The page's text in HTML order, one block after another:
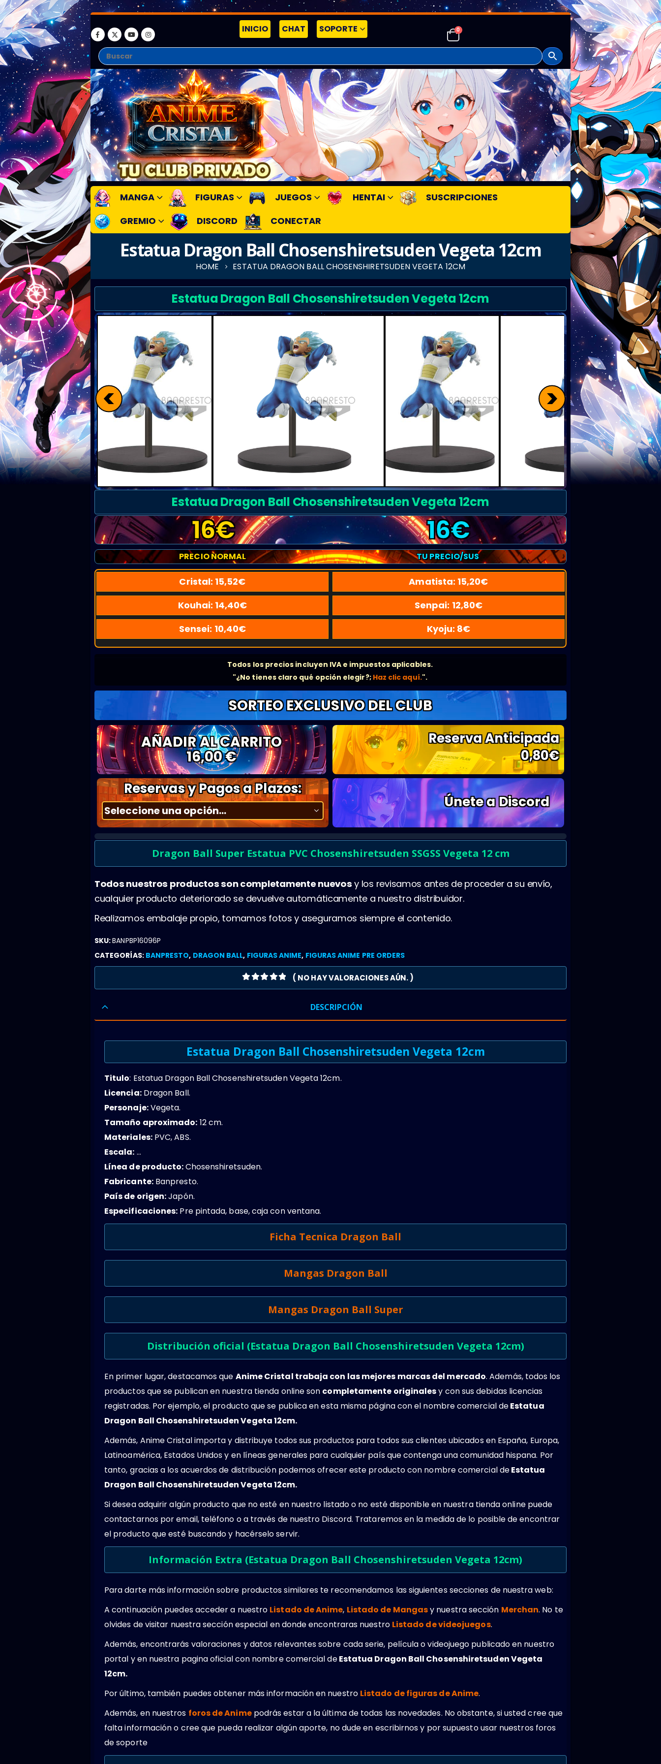
INICIO CHAT SOPORTE 0
MANGA FIGURAS JUEGOS HENTAI
SUSCRIPCIONES
GREMIO
DISCORD CONECTAR
Estatua Dragon Ball Chosenshiretsuden Vegeta 12cm
HOME ESTATUA DRAGON BALL CHOSENSHIRETSUDEN VEGETA 12CM
Estatua Dragon Ball Chosenshiretsuden Vegeta 12cm
< >
Estatua Dragon Ball Chosenshiretsuden Vegeta 12cm
16€ 16€
PRECIO NORMAL TU PRECIO/SUS
Cristal: 15,52€ Amatista: 15,20€
Kouhai: 14,40€ Senpai: 12,80€
Sensei: 10,40€ Kyoju: 8€
Todos los precios incluyen IVA e impuestos aplicables.
"¿No tienes claro qué opción elegir?; Haz clic aquí.".
SORTEO EXCLUSIVO DEL CLUB
AÑADIR AL CARRITO
16,00 €
Reserva Anticipada
0,80€
Reservas y Pagos a Plazos:
Únete a Discord
Dragon Ball Super Estatua PVC Chosenshiretsuden SSGSS Vegeta 12 cm
Todos nuestros productos son completamente nuevosy los revisamos antes de proceder a su envío,
cualquier producto deteriorado se devuelve automáticamente a nuestro distribuidor.
Realizamos embalaje propio, tomamos fotos y aseguramos siempre el contenido.
SKU:BANPBP16096P
CATEGORÍAS: BANPRESTO, DRAGON BALL, FIGURAS ANIME, FIGURAS ANIME PRE ORDERS
0OUT OF 5
( NO HAY VALORACIONES AÚN. )
DESCRIPCIÓN
Estatua Dragon Ball Chosenshiretsuden Vegeta 12cm
Titulo: Estatua Dragon Ball Chosenshiretsuden Vegeta 12cm.
Licencia:Dragon Ball.
Personaje:Vegeta.
Tamaño aproximado: 12 cm.
Materiales:PVC, ABS.
Escala: …
Línea de producto:Chosenshiretsuden.
Fabricante:Banpresto.
País de origen:Japón.
Especificaciones: Pre pintada, base, caja con ventana.
Ficha Tecnica Dragon Ball
Mangas Dragon Ball
Mangas Dragon Ball Super
Distribución oficial (Estatua Dragon Ball Chosenshiretsuden Vegeta 12cm)
En primer lugar, destacamos que Anime Cristal trabaja con las mejores marcas del mercado. Además, todos los
productos que se publican en nuestra tienda online son completamente originalesy con sus debidas licencias
registradas. Por ejemplo, el producto que se publica en esta misma página con el nombre comercial deEstatua
Dragon Ball Chosenshiretsuden Vegeta 12cm.
Además, Anime Cristal importa y distribuye todos sus productos para todos sus clientes ubicados en España, Europa,
Latinoamérica, Estados Unidos y en líneas generales para cualquier país que contenga una comunidad hispana. Por
tanto, gracias a los acuerdos de distribución podemos ofrecer este producto con nombre comercial deEstatua
Dragon Ball Chosenshiretsuden Vegeta 12cm.
Si desea adquirir algún producto que no esté en nuestro listado o no esté disponible en nuestra tienda online puede
contactarnos por email, teléfono o a través de nuestro Discord. Trataremos en la medida de lo posible de encontrar
el producto que esté buscando y hacérselo servir.
Información Extra (Estatua Dragon Ball Chosenshiretsuden Vegeta 12cm)
Para darte más información sobre productos similares te recomendamos las siguientes secciones de nuestra web:
A continuación puedes acceder a nuestro Listado de Anime, Listado de Mangasy nuestra sección Merchan. No te
olvides de visitar nuestra sección especial en donde encontraras nuestro Listado de videojuegos.
Además, encontrarás valoraciones y datos relevantes sobre cada serie, película o videojuego publicado en nuestro
portal y en nuestra pagina oficial con nombre comercial deEstatua Dragon Ball Chosenshiretsuden Vegeta
12cm.
Por último, también puedes obtener más información en nuestro Listado de figuras de Anime.
Además, en nuestros foros de Animepodrás estar a la última de todas las novedades. No obstante, si usted cree que
falta información o cree que pueda realizar algún aporte, no dude en escribirnos y por supuesto usar nuestros foros
de soporte